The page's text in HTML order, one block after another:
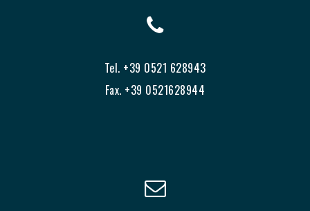
Tel. +39 0521 628943
Fax. +39 0521628944